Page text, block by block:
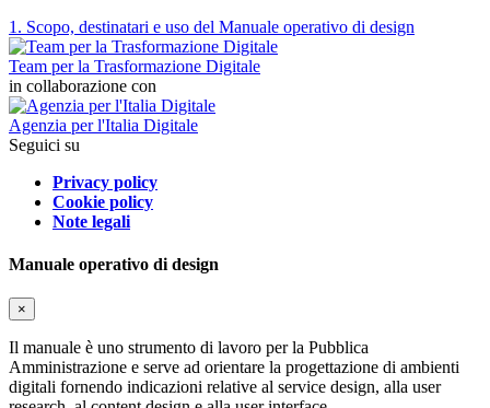
1. Scopo, destinatari e uso del Manuale operativo di design
Team per la Trasformazione Digitale
in collaborazione con
Agenzia per l'Italia Digitale
Seguici su
Privacy policy
Cookie policy
Note legali
Manuale operativo di design
×
Il manuale è uno strumento di lavoro per la Pubblica
Amministrazione e serve ad orientare la progettazione di ambienti
digitali fornendo indicazioni relative al service design, alla user